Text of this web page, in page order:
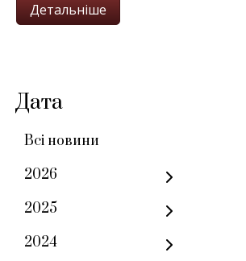
Дата
Всі новини
2026
2025
2024
Детальніше